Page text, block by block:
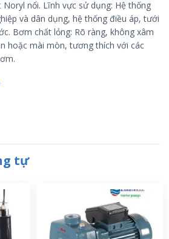
nổi. Lĩnh vực sử dụng: Hệ thống
và dân dụng, hệ thống điều áp, tưới
Bơm chất lỏng: Rõ ràng, không xâm
hoặc mài mòn, tương thích với các
tự